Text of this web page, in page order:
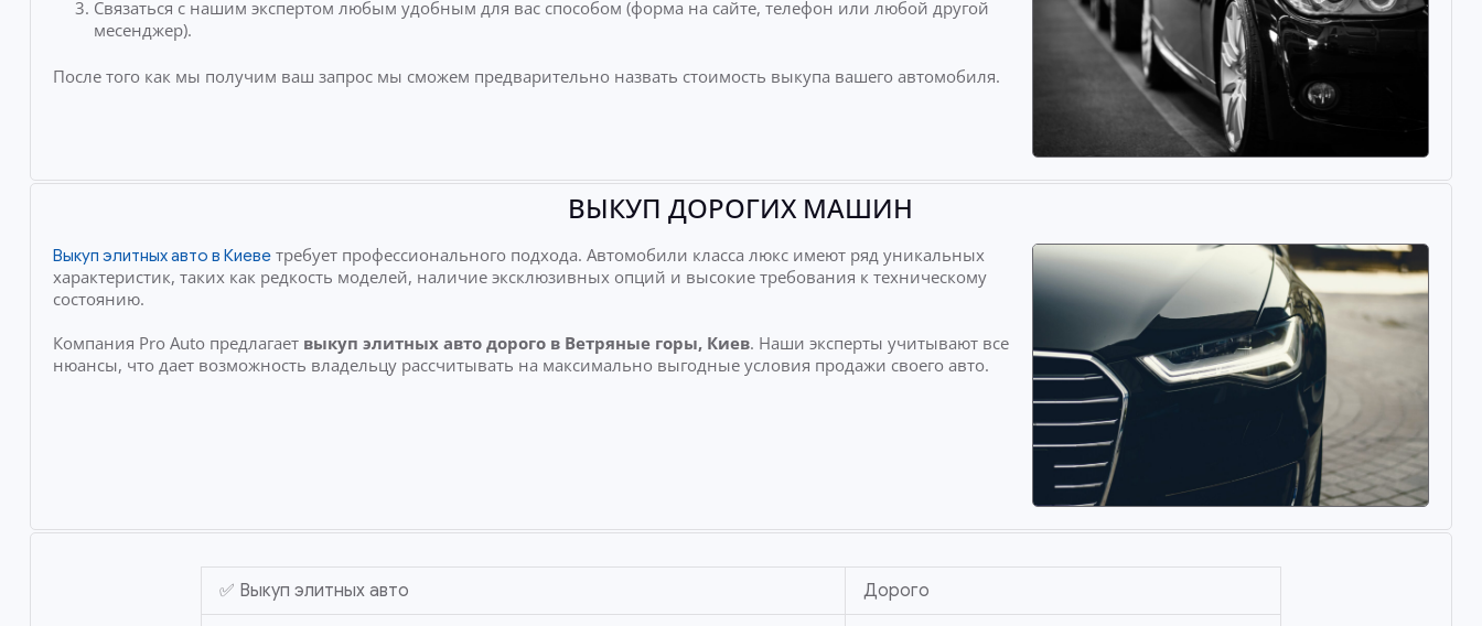
Связаться с нашим экспертом любым удобным для вас способом (форма на сайте, телефон или любой другой
месенджер).
После того как мы получим ваш запрос мы сможем предварительно назвать стоимость выкупа вашего автомобиля.
ВЫКУП ДОРОГИХ МАШИН
Выкуп элитных авто в Киеветребует профессионального подхода. Автомобили класса люкс имеют ряд уникальных
характеристик, таких как редкость моделей, наличие эксклюзивных опций и высокие требования к техническому
состоянию.
Компания Pro Auto предлагает выкуп элитных авто дорогов Ветряные горы, Киев. Наши эксперты учитывают все
нюансы, что дает возможность владельцу рассчитывать на максимально выгодные условия продажи своего авто.
✅ Выкуп элитных авто Дорого